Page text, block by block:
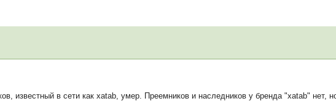
известный в сети как xatab, умер. Преемников и наследников у бренда "xatab" нет,